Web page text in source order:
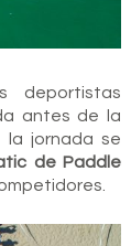
deportistas
antes de la
la jornada se
de Paddle